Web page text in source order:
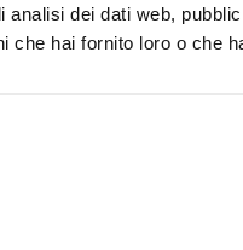
analisi dei dati web,
che hai fornito loro o che